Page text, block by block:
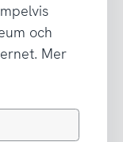
och
Mer